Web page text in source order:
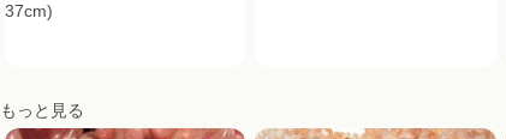
37cm)
もっと見る